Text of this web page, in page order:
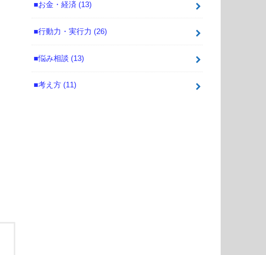
■お金・経済 (13)
■行動力・実行力 (26)
■悩み相談 (13)
■考え方 (11)